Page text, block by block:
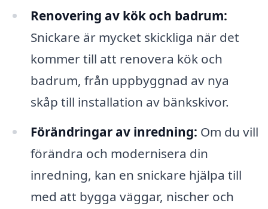
Renovering av kök och badrum:
Snickare är mycket skickliga när det
kommer till att renovera kök och
badrum, från uppbyggnad av nya
skåp till installation av bänkskivor.
Förändringar av inredning: Om du vill
förändra och modernisera din
inredning, kan en snickare hjälpa till
med att bygga väggar, nischer och